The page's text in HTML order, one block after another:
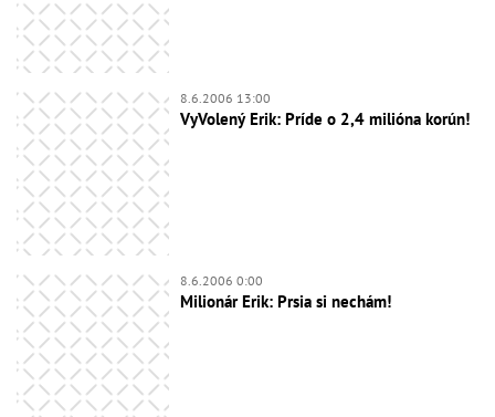
8.6.2006 13:00
VyVolený Erik: Príde o 2,4 milióna korún!
8.6.2006 0:00
Milionár Erik: Prsia si nechám!